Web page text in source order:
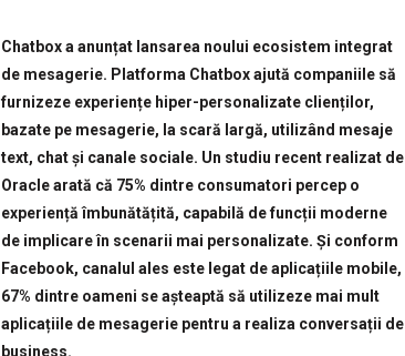
Chatbox a anunțat lansarea noului ecosistem integrat
de mesagerie. Platforma Chatbox ajută companiile să
furnizeze experiențe hiper-personalizate clienților,
bazate pe mesagerie, la scară largă, utilizând mesaje
text, chat și canale sociale. Un studiu recent realizat de
Oracle arată că 75% dintre consumatori percep o
experiență îmbunătățită, capabilă de funcții moderne
de implicare în scenarii mai personalizate. Și conform
Facebook, canalul ales este legat de aplicațiile mobile,
67% dintre oameni se așteaptă să utilizeze mai mult
aplicațiile de mesagerie pentru a realiza conversații de
business.